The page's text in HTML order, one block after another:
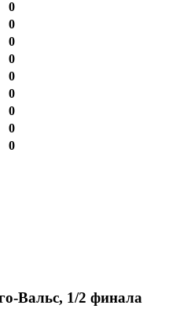
0
0
0
0
0
0
0
0
0
Вальс, 1/2 финала